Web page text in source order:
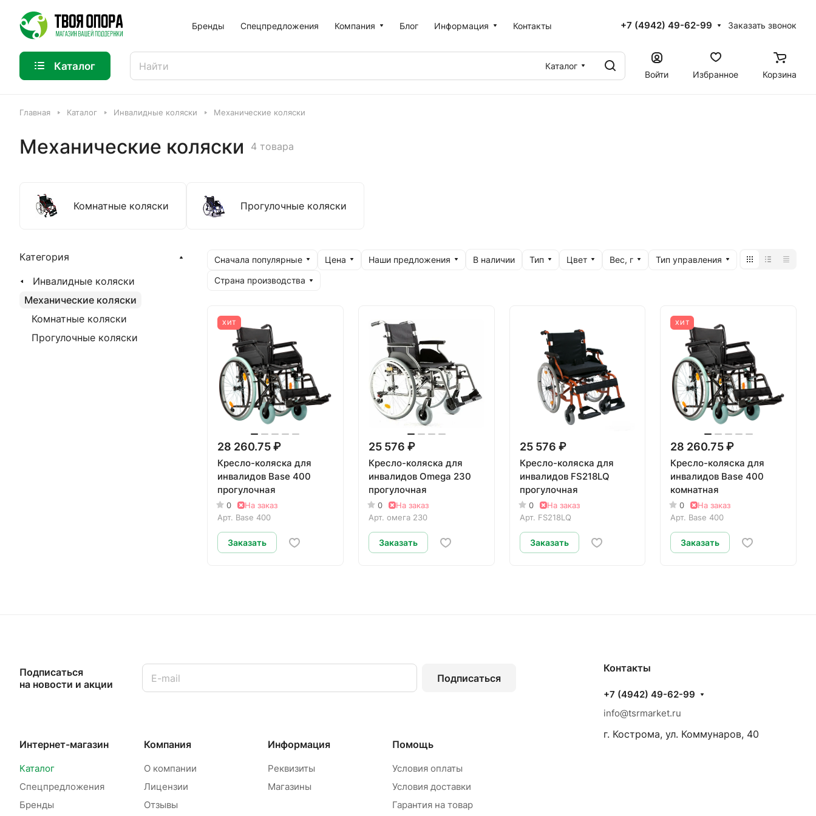
Бренды Спецпредложения Компания Блог Информация Контакты +7 (4942) 49-62-99 Заказать звонок
Каталог
Каталог
Войти
Избранное Корзина
Главная Каталог Инвалидные коляски Механические коляски
Механические коляски 4 товара
Комнатные коляски Прогулочные коляски
Сначала популярные Цена Наши предложения В наличии Тип Цвет Вес, г Тип управления
Страна производства
ХИТ
28 260.75 ₽
Кресло-коляска для
инвалидов Base 400
прогулочная
0
На заказ
Арт. Base 400
Заказать
25 576 ₽
Кресло-коляска для
инвалидов Omega 230
прогулочная
0
На заказ
Арт. омега 230
Заказать
25 576 ₽
Кресло-коляска для
инвалидов FS218LQ
прогулочная
0
На заказ
Арт. FS218LQ
Заказать
ХИТ
28 260.75 ₽
Кресло-коляска для
инвалидов Base 400
комнатная
0
На заказ
Арт. Base 400
Заказать
Категория
Инвалидные коляски
Механические коляски
Комнатные коляски
Прогулочные коляски
Подписаться
на новости и акции
Подписаться
Интернет-магазин
Каталог
Спецпредложения
Бренды
Компания
О компании
Лицензии
Отзывы
Информация
Реквизиты
Магазины
Помощь
Условия оплаты
Условия доставки
Гарантия на товар
Контакты
+7 (4942) 49-62-99
info@tsrmarket.ru
г. Кострома, ул. Коммунаров, 40